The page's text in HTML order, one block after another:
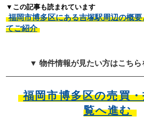
▼この記事も読まれています
福岡市博多区にある吉塚駅周辺の概
てご紹介
▼ 物件情報が見たい方はこち
福岡市博多区の売買
覧へ進む